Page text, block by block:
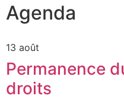
Agenda
13 août
Permanence
droits